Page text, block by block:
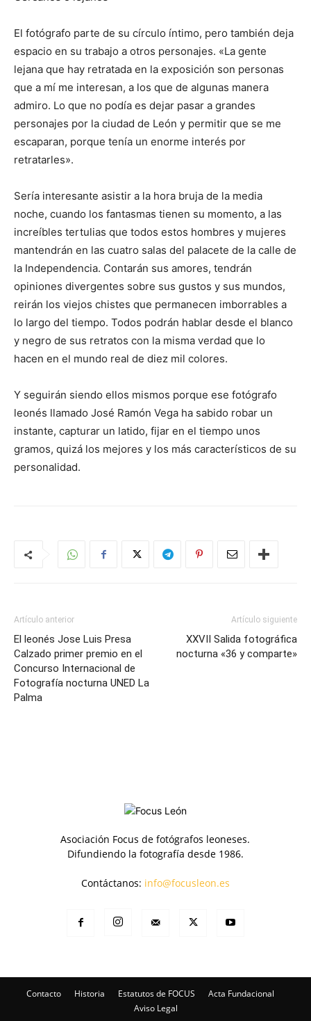
El fotógrafo parte de su círculo íntimo, pero también deja
espacio en su trabajo a otros personajes. «La gente
lejana que hay retratada en la exposición son personas
que a mí me interesan, a los que de algunas manera
admiro. Lo que no podía es dejar pasar a grandes
personajes por la ciudad de León y permitir que se me
escaparan, porque tenía un enorme interés por
retratarles».
Sería interesante asistir a la hora bruja de la media
noche, cuando los fantasmas tienen su momento, a las
increíbles tertulias que todos estos hombres y mujeres
mantendrán en las cuatro salas del palacete de la calle de
la Independencia. Contarán sus amores, tendrán
opiniones divergentes sobre sus gustos y sus mundos,
reirán los viejos chistes que permanecen imborrables a
lo largo del tiempo. Todos podrán hablar desde el blanco
y negro de sus retratos con la misma verdad que lo
hacen en el mundo real de diez mil colores.
Y seguirán siendo ellos mismos porque ese fotógrafo
leonés llamado José Ramón Vega ha sabido robar un
instante, capturar un latido, fijar en el tiempo unos
gramos, quizá los mejores y los más característicos de su
personalidad.
Artículo anterior
El leonés Jose Luis Presa
Calzado primer premio en el
Concurso Internacional de
Fotografía nocturna UNED La
Palma
Artículo siguiente
XXVII Salida fotográfica
nocturna «36 y comparte»
Asociación Focus de fotógrafos leoneses.
Difundiendo la fotografía desde 1986.
Contáctanos: info@focusleon.es
Contacto Historia Estatutos de FOCUS
Acta Fundacional
Aviso Legal